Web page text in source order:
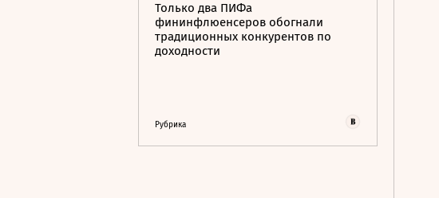
Только два ПИФа
фининфлюенсеров обогнали
традиционных конкурентов по
доходности
Рубрика